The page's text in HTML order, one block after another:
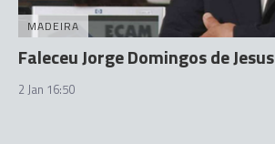
MADEIRA
Faleceu Jorge Domingos de Jesus
2 Jan 16:50